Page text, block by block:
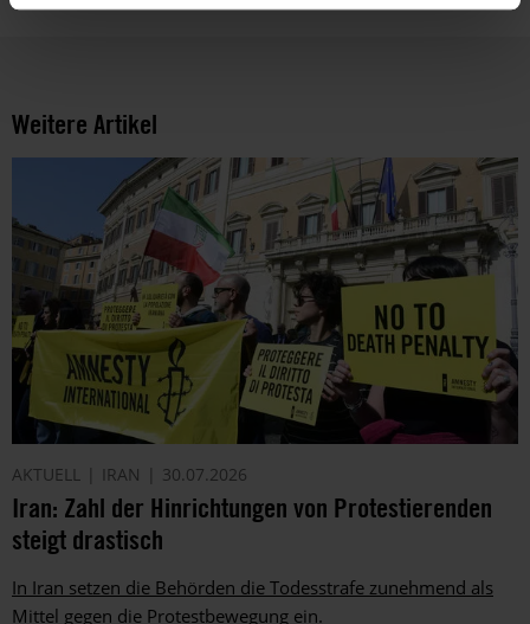
Weitere Artikel
AKTUELL IRAN 30.07.2026
Iran: Zahl der Hinrichtungen von Protestierenden
steigt drastisch
In Iran setzen die Behörden die Todesstrafe zunehmend als
Mittel gegen die Protestbewegung ein.